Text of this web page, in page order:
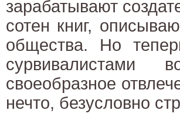
зарабатывают
сотен книг,
общества. Но
сурвивалистами
своеобразное
нечто, безусловно